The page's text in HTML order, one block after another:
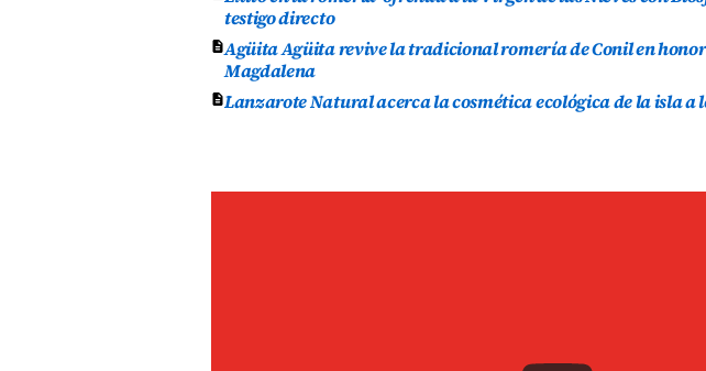
testigo directo
Agüita Agüita revive la tradicional romería de Conil en
Magdalena
Lanzarote Natural acerca la cosmética ecológica de la isla a